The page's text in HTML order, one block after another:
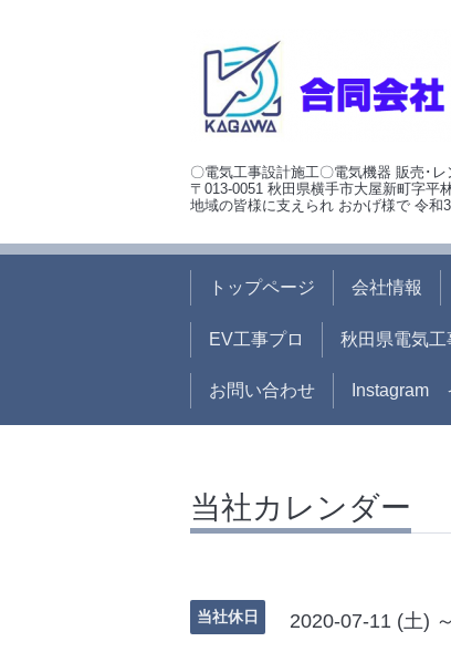
〇電気工事設計施工〇電気機器 販売･
〒013-0051 秋田県横手市大屋新町字平
地域の皆様に支えられ おかげ様で 令和
トップページ 会社情報
EV工事プロ 秋田県電気工
お問い合わせ Instagram
当社カレンダー
当社休日 2020-07-11 (土)